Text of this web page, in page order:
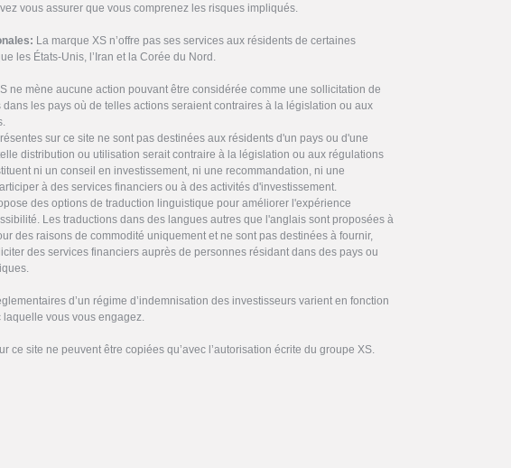
vous assurer que vous comprenez les risques impliqués.
La marque XS n’offre pas ses services aux résidents de certaines
les États-Unis, l’Iran et la Corée du Nord.
ne mène aucune action pouvant être considérée comme une sollicitation de
les pays où de telles actions seraient contraires à la législation ou aux
sur ce site ne sont pas destinées aux résidents d'un pays ou d'une
distribution ou utilisation serait contraire à la législation ou aux régulations
ni un conseil en investissement, ni une recommandation, ni une
à des services financiers ou à des activités d'investissement.
des options de traduction linguistique pour améliorer l'expérience
Les traductions dans des langues autres que l'anglais sont proposées à
des raisons de commodité uniquement et ne sont pas destinées à fournir,
des services financiers auprès de personnes résidant dans des pays ou
d’un régime d’indemnisation des investisseurs varient en fonction
laquelle vous vous engagez.
ce site ne peuvent être copiées qu’avec l’autorisation écrite du groupe XS.